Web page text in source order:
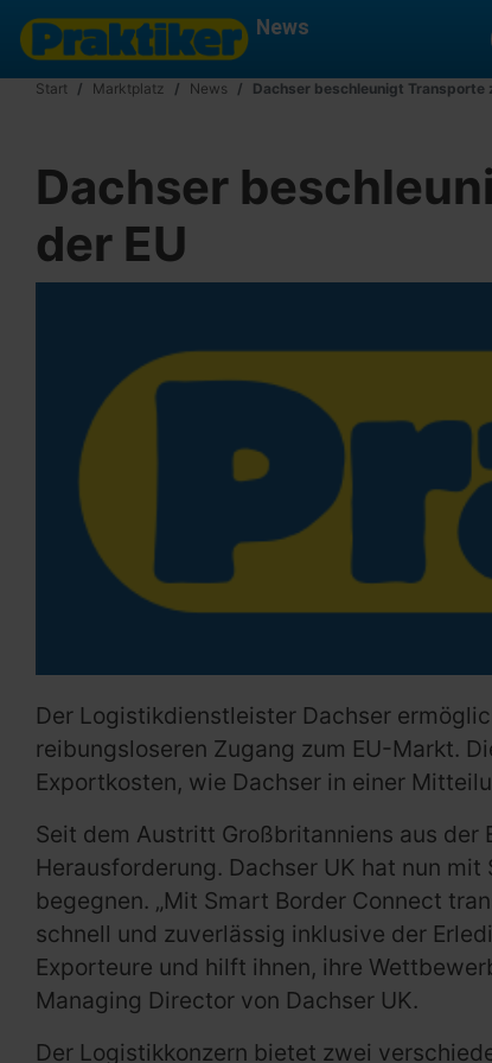
News
Start Marktplatz News Dachser beschleunigt Transporte
Dachser
der EU
Der Logistikdienstleister Dachser
reibungsloseren Zugang zum EU-Markt.
Exportkosten, wie Dachser in einer
Seit dem Austritt Großbritanniens aus
Herausforderung. Dachser UK hat nun
begegnen. „Mit Smart Border Connect
schnell und zuverlässig inklusive der
Exporteure und hilft ihnen, ihre
Managing Director von Dachser UK.
Der Logistikkonzern bietet zwei